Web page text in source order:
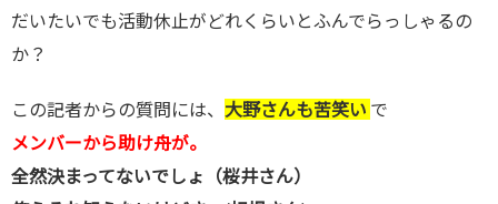
だいたいでも活動休止がどれくらいとふんでらっしゃるの
か？
この記者からの質問には、 大野さんも苦笑い で
メンバーから助け舟が。
全然決まってないでしょ（桜井さん）